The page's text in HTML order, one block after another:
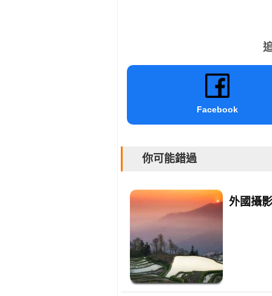
Facebook
你可能錯過
外國攝